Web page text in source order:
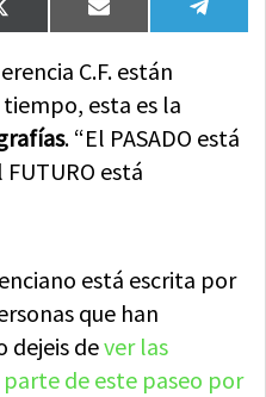
Compartir
en
X
(Twitter)
Compartir
en
Email
en
C.F. están
esta es la
. “El PASADO está
está
está escrita por
que han
dejeis dever las
de este paseo por